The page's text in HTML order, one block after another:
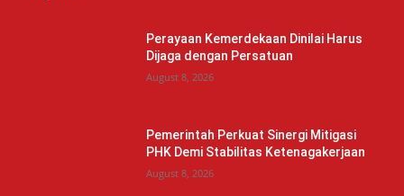
Perayaan Kemerdekaan Dinilai Harus
Dijaga dengan Persatuan
August 8, 2026
Pemerintah Perkuat Sinergi Mitigasi
PHK Demi Stabilitas Ketenagakerjaan
August 8, 2026